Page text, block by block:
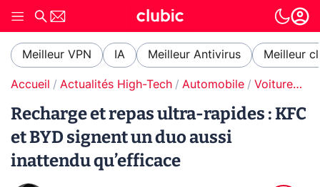
Meilleur VPN IA Meilleur Antivirus Meilleur
Accueil Actualités High-Tech Automobile Voitures électriques
Recharge et repas ultra-rapides : KFC
et BYD signent un duo aussi
inattendu qu’efficace